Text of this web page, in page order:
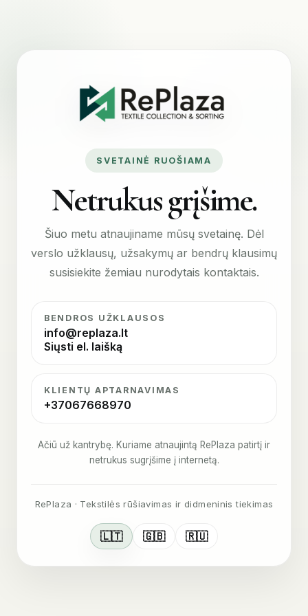
SVETAINĖ RUOŠIAMA
Netrukus grįšime.
Šiuo metu atnaujiname mūsų svetainę. Dėl
verslo užklausų, užsakymų ar bendrų klausimų
susisiekite žemiau nurodytais kontaktais.
BENDROS UŽKLAUSOS
info@replaza.lt
Siųsti el. laišką
KLIENTŲ APTARNAVIMAS
+37067668970
Ačiū už kantrybę. Kuriame atnaujintą RePlaza patirtį ir
netrukus sugrįšime į internetą.
RePlaza · Tekstilės rūšiavimas ir didmeninis tiekimas
🇱🇹 🇬🇧 🇷🇺